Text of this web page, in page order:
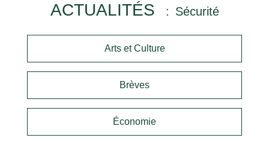
ACTUALITÉS Sécurité
Arts et Culture
Brèves
Économie